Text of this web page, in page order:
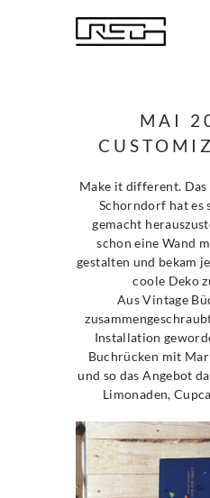
MAI
Make it different. Das
Schorndorf hat es
gemacht
schon eine Wand
gestalten und bekam
coole Deko
Aus Vintage
Installation
Buchrücken mit
und so das Angebot
Limonaden,